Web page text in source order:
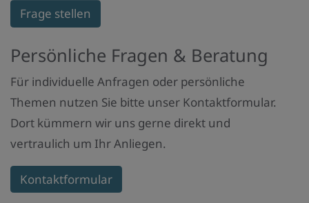
Frage stellen
Persönliche Fragen & Beratung
Für individuelle Anfragen oder persönliche
Themen nutzen Sie bitte unser Kontaktformular.
Dort kümmern wir uns gerne direkt und
vertraulich um Ihr Anliegen.
Kontaktformular